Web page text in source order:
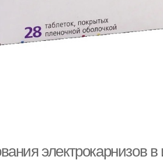
электрокарнизов в